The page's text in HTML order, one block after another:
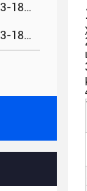
86-0752-333-1862
86-0752-333-1862